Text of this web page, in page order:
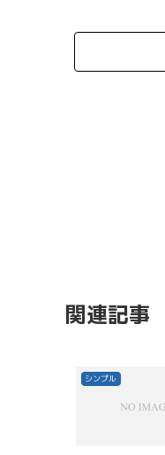
関連記事
シンプル